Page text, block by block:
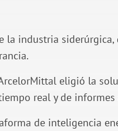
la industria
eligió la
real y de
de inteligencia